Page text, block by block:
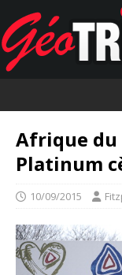
Afrique du
Platinum
10/09/2015